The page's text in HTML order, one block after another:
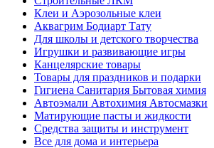
Клеи и Аэрозольные клеи
Аквагрим Бодиарт Тату
Для школы и детского творчества
Игрушки и развивающие игры
Канцелярские товары
Товары для праздников и подарки
Гигиена Санитария Бытовая химия
Автоэмали Автохимия Автосмазки
Матирующие пасты и жидкости
Средства защиты и инструмент
Все для дома и интерьера